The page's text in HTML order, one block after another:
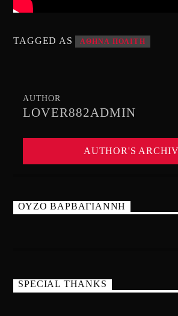
TAGGED AS ΑΘΗΝΑ ΠΟΛΙΤΗ
AUTHOR
LOVER882ADMIN
AUTHOR'S
ΟΥΖΟ ΒΑΡΒΑΓΙΑΝΝΗ
SPECIAL THANKS